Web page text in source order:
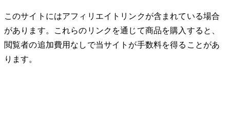
このサイトにはアフィリエイトリンクが含まれている場合
があります。これらのリンクを通じて商品を購入すると、
閲覧者の追加費用なしで当サイトが手数料を得ることがあ
ります。